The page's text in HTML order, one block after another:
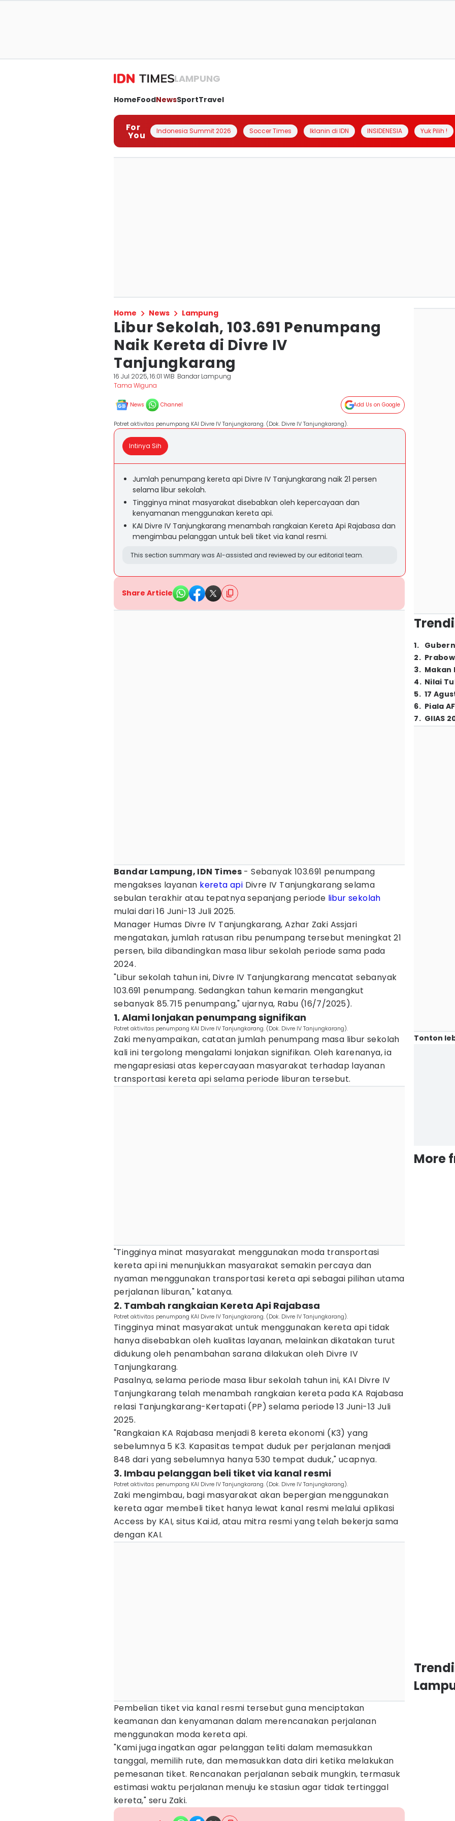
LAMPUNG
HomeFoodNewsSportTravel
For
You Indonesia Summit 2026 Soccer Times Iklanin di IDN INSIDENESIA Yuk Pilih !
Home News Lampung
Libur Sekolah, 103.691 Penumpang
Naik Kereta di Divre IV
Tanjungkarang
16 Jul 2025, 16:01 WIB Bandar Lampung
Tama Wiguna
News Channel Add Us on Google
Potret aktivitas penumpang KAI Divre IV Tanjungkarang. (Dok. Divre IV Tanjungkarang).
Intinya Sih
Jumlah penumpang kereta api Divre IV Tanjungkarang naik 21 persen
selama libur sekolah.
Tingginya minat masyarakat disebabkan oleh kepercayaan dan
kenyamanan menggunakan kereta api.
KAI Divre IV Tanjungkarang menambah rangkaian Kereta Api Rajabasa dan
mengimbau pelanggan untuk beli tiket via kanal resmi.
This section summary was AI-assisted and reviewed by our editorial team.
Share Article
Bandar Lampung, IDN Times - Sebanyak 103.691 penumpang
mengakses layanan kereta api Divre IV Tanjungkarang selama
sebulan terakhir atau tepatnya sepanjang periode libur sekolah
mulai dari 16 Juni-13 Juli 2025.
Manager Humas Divre IV Tanjungkarang, Azhar Zaki Assjari
mengatakan, jumlah ratusan ribu penumpang tersebut meningkat 21
persen, bila dibandingkan masa libur sekolah periode sama pada
2024.
"Libur sekolah tahun ini, Divre IV Tanjungkarang mencatat sebanyak
103.691 penumpang. Sedangkan tahun kemarin mengangkut
sebanyak 85.715 penumpang," ujarnya, Rabu (16/7/2025).
1. Alami lonjakan penumpang signifikan
Potret aktivitas penumpang KAI Divre IV Tanjungkarang. (Dok. Divre IV Tanjungkarang).
Zaki menyampaikan, catatan jumlah penumpang masa libur sekolah
kali ini tergolong mengalami lonjakan signifikan. Oleh karenanya, ia
mengapresiasi atas kepercayaan masyarakat terhadap layanan
transportasi kereta api selama periode liburan tersebut.
"Tingginya minat masyarakat menggunakan moda transportasi
kereta api ini menunjukkan masyarakat semakin percaya dan
nyaman menggunakan transportasi kereta api sebagai pilihan utama
perjalanan liburan," katanya.
2. Tambah rangkaian Kereta Api Rajabasa
Potret aktivitas penumpang KAI Divre IV Tanjungkarang. (Dok. Divre IV Tanjungkarang).
Tingginya minat masyarakat untuk menggunakan kereta api tidak
hanya disebabkan oleh kualitas layanan, melainkan dikatakan turut
didukung oleh penambahan sarana dilakukan oleh Divre IV
Tanjungkarang.
Pasalnya, selama periode masa libur sekolah tahun ini, KAI Divre IV
Tanjungkarang telah menambah rangkaian kereta pada KA Rajabasa
relasi Tanjungkarang-Kertapati (PP) selama periode 13 Juni-13 Juli
2025.
"Rangkaian KA Rajabasa menjadi 8 kereta ekonomi (K3) yang
sebelumnya 5 K3. Kapasitas tempat duduk per perjalanan menjadi
848 dari yang sebelumnya hanya 530 tempat duduk," ucapnya.
3. Imbau pelanggan beli tiket via kanal resmi
Potret aktivitas penumpang KAI Divre IV Tanjungkarang. (Dok. Divre IV Tanjungkarang).
Zaki mengimbau, bagi masyarakat akan bepergian menggunakan
kereta agar membeli tiket hanya lewat kanal resmi melalui aplikasi
Access by KAI, situs Kai.id, atau mitra resmi yang telah bekerja sama
dengan KAI.
Pembelian tiket via kanal resmi tersebut guna menciptakan
keamanan dan kenyamanan dalam merencanakan perjalanan
menggunakan moda kereta api.
"Kami juga ingatkan agar pelanggan teliti dalam memasukkan
tanggal, memilih rute, dan memasukkan data diri ketika melakukan
pemesanan tiket. Rencanakan perjalanan sebaik mungkin, termasuk
estimasi waktu perjalanan menuju ke stasiun agar tidak tertinggal
kereta," seru Zaki.
1.
2.
3. Makan
4. Nilai
5. 17
6. Piala
7. GIIAS
Tonton
More